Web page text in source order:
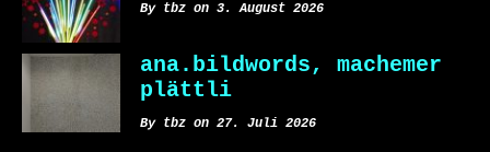
By tbz on 3. August 2026
ana.bildwords, machemer
plättli
By tbz on 27. Juli 2026